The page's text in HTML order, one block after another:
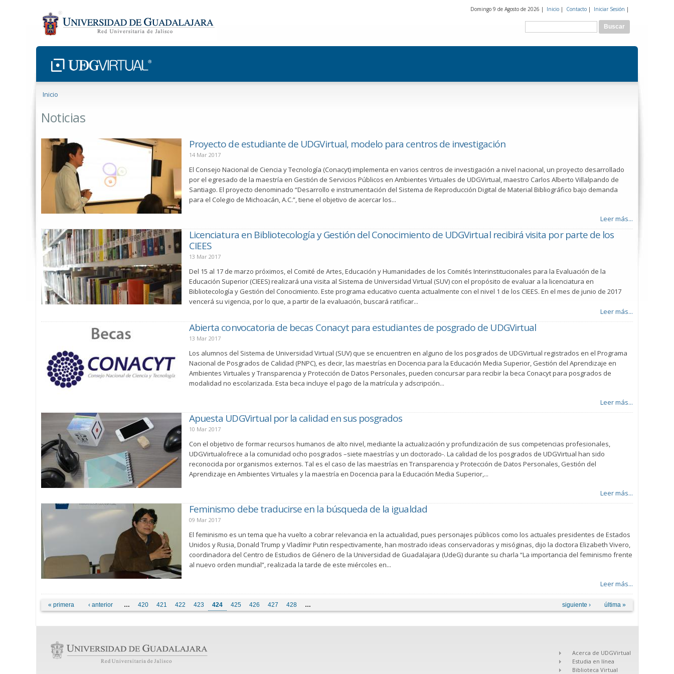
Domingo 9 de Agosto de 2026 | Inicio | Contacto | Iniciar Sesión |
Formulario de búsqueda
Inicio
Noticias
Proyecto de estudiante de UDGVirtual, modelo para centros de investigación
14 Mar 2017
El Consejo Nacional de Ciencia y Tecnología (Conacyt) implementa en varios centros de investigación a nivel nacional, un proyecto desarrollado
por el egresado de la maestría en Gestión de Servicios Públicos en Ambientes Virtuales de UDGVirtual, maestro Carlos Alberto Villalpando de
Santiago. El proyecto denominado “Desarrollo e instrumentación del Sistema de Reproducción Digital de Material Bibliográfico bajo demanda
para el Colegio de Michoacán, A.C.”, tiene el objetivo de acercar los...
Leer más...
Licenciatura en Bibliotecología y Gestión del Conocimiento de UDGVirtual recibirá visita por parte de los
CIEES
13 Mar 2017
Del 15 al 17 de marzo próximos, el Comité de Artes, Educación y Humanidades de los Comités Interinstitucionales para la Evaluación de la
Educación Superior (CIEES) realizará una visita al Sistema de Universidad Virtual (SUV) con el propósito de evaluar a la licenciatura en
Bibliotecología y Gestión del Conocimiento. Este programa educativo cuenta actualmente con el nivel 1 de los CIEES. En el mes de junio de 2017
vencerá su vigencia, por lo que, a partir de la evaluación, buscará ratificar...
Leer más...
Abierta convocatoria de becas Conacyt para estudiantes de posgrado de UDGVirtual
13 Mar 2017
Los alumnos del Sistema de Universidad Virtual (SUV) que se encuentren en alguno de los posgrados de UDGVirtual registrados en el Programa
Nacional de Posgrados de Calidad (PNPC), es decir, las maestrías en Docencia para la Educación Media Superior, Gestión del Aprendizaje en
Ambientes Virtuales y Transparencia y Protección de Datos Personales, pueden concursar para recibir la beca Conacyt para posgrados de
modalidad no escolarizada. Esta beca incluye el pago de la matrícula y adscripción...
Leer más...
Apuesta UDGVirtual por la calidad en sus posgrados
10 Mar 2017
Con el objetivo de formar recursos humanos de alto nivel, mediante la actualización y profundización de sus competencias profesionales,
UDGVirtualofrece a la comunidad ocho posgrados –siete maestrías y un doctorado-. La calidad de los posgrados de UDGVirtual han sido
reconocida por organismos externos. Tal es el caso de las maestrías en Transparencia y Protección de Datos Personales, Gestión del
Aprendizaje en Ambientes Virtuales y la maestría en Docencia para la Educación Media Superior,...
Leer más...
Feminismo debe traducirse en la búsqueda de la igualdad
09 Mar 2017
El feminismo es un tema que ha vuelto a cobrar relevancia en la actualidad, pues personajes públicos como los actuales presidentes de Estados
Unidos y Rusia, Donald Trump y Vladímir Putin respectivamente, han mostrado ideas conservadoras y misóginas, dijo la doctora Elizabeth Vivero,
coordinadora del Centro de Estudios de Género de la Universidad de Guadalajara (UdeG) durante su charla “La importancia del feminismo frente
al nuevo orden mundial”, realizada la tarde de este miércoles en...
Leer más...
Páginas
« primera ‹ anterior … 420 421 422 423 424 425 426 427 428 … siguiente › última »
Acerca de UDGVirtual
Estudia en línea
Biblioteca Virtual